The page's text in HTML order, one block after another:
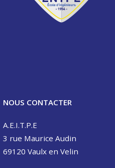
NOUS CONTACTER
A.E.I.T.P.E
3 rue Maurice Audin
69120 Vaulx en Velin